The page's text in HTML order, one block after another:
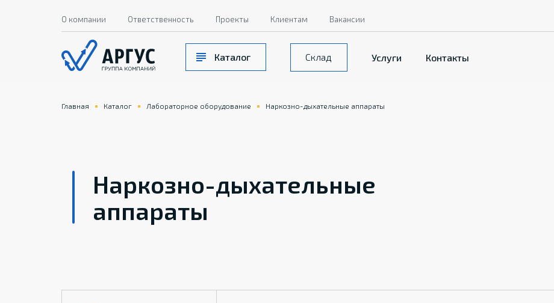
Каталог Склад Услуги Контакты
О компании Ответственность Проекты Клиентам Вакансии
Главная Каталог Лабораторное оборудование Наркозно-дыхательные аппараты
Наркозно-дыхательные
аппараты